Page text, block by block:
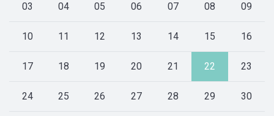
03 04 05 06 07 08 09
10 11 12 13 14 15 16
17 18 19 20 21 22 23
24 25 26 27 28 29 30